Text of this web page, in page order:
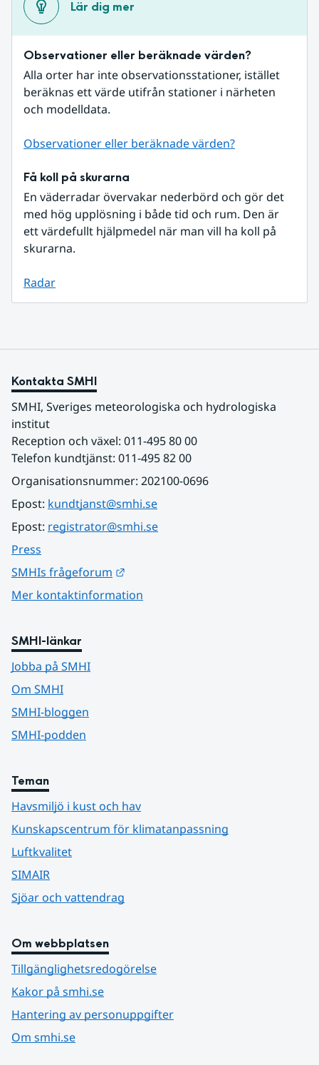
Lär dig mer
Observationer eller beräknade värden?
Alla orter har inte observationsstationer, istället
beräknas ett värde utifrån stationer i närheten
och modelldata.
Observationer eller beräknade värden?
Få koll på skurarna
En väderradar övervakar nederbörd och gör det
med hög upplösning i både tid och rum. Den är
ett värdefullt hjälpmedel när man vill ha koll på
skurarna.
Radar
Kontakta SMHI
SMHI, Sveriges meteorologiska och hydrologiska
institut
Reception och växel: 011-495 80 00
Telefon kundtjänst: 011-495 82 00
Organisationsnummer: 202100-0696
Epost: kundtjanst@smhi.se
Epost: registrator@smhi.se
Press
SMHIs frågeforum
Mer kontaktinformation
SMHI-länkar
Jobba på SMHI
Om SMHI
SMHI-bloggen
SMHI-podden
Teman
Havsmiljö i kust och hav
Kunskapscentrum för klimatanpassning
Luftkvalitet
SIMAIR
Sjöar och vattendrag
Om webbplatsen
Tillgänglighetsredogörelse
Kakor på smhi.se
Hantering av personuppgifter
Om smhi.se